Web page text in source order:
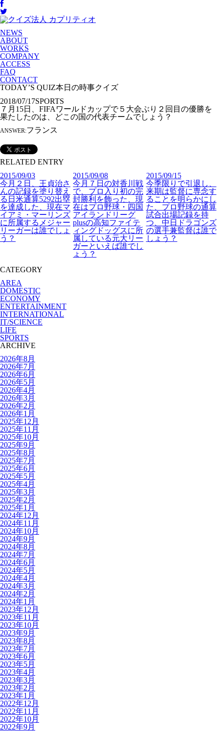
NEWS
ABOUT
WORKS
COMPANY
ACCESS
FAQ
CONTACT
TODAY’S QUIZ本日の時事クイズ
2018/07/17SPORTS
７月15日、FIFAワールドカップで５大会ぶり２回目の優勝を
果たしたのは、どこの国の代表チームでしょう？
ANSWER:フランス
RELATED ENTRY
2015/09/03
今月２日、王貞治さ
んの記録を塗り替え
る日米通算5292出塁
を達成した、現在マ
イアミ・マーリンズ
に所属するメジャー
リーガーは誰でしょ
う？
2015/09/08
今月７日の対香川戦
で、プロ入り初の完
封勝利を飾った、現
在はプロ野球・四国
アイランドリーグ
plusの高知ファイテ
ィングドッグスに所
属している元大リー
ガーといえば誰でし
ょう？
2015/09/15
今季限りで引退し、
来期は監督に専念す
ることを明らかにし
た、プロ野球の通算
試合出場記録を持
つ、中日ドラゴンズ
の選手兼監督は誰で
しょう？
CATEGORY
AREA
DOMESTIC
ECONOMY
ENTERTAINMENT
INTERNATIONAL
IT/SCIENCE
LIFE
SPORTS
ARCHIVE
2026年8月
2026年7月
2026年6月
2026年5月
2026年4月
2026年3月
2026年2月
2026年1月
2025年12月
2025年11月
2025年10月
2025年9月
2025年8月
2025年7月
2025年6月
2025年5月
2025年4月
2025年3月
2025年2月
2025年1月
2024年12月
2024年11月
2024年10月
2024年9月
2024年8月
2024年7月
2024年6月
2024年5月
2024年4月
2024年3月
2024年2月
2024年1月
2023年12月
2023年11月
2023年10月
2023年9月
2023年8月
2023年7月
2023年6月
2023年5月
2023年4月
2023年3月
2023年2月
2023年1月
2022年12月
2022年11月
2022年10月
2022年9月